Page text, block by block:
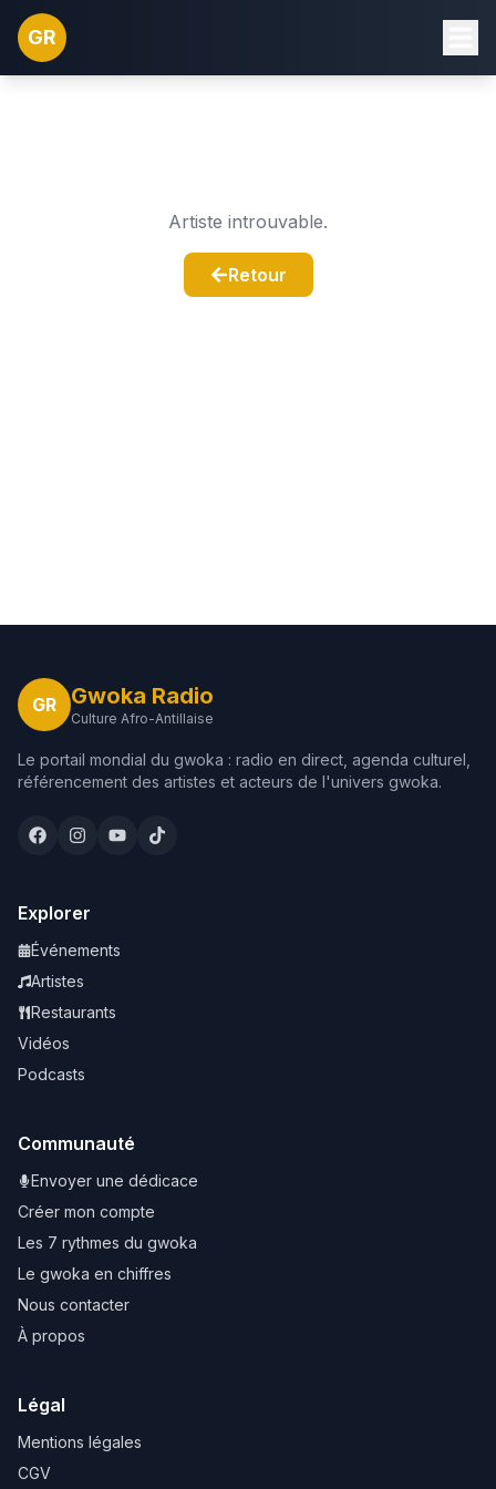
GR
Artiste introuvable.
Retour
GR Gwoka Radio
Culture Afro-Antillaise
Le portail mondial du gwoka : radio en direct, agenda culturel,
référencement des artistes et acteurs de l'univers gwoka.
Explorer
Événements
Artistes
Restaurants
Vidéos
Podcasts
Communauté
Envoyer une dédicace
Créer mon compte
Les 7 rythmes du gwoka
Le gwoka en chiffres
Nous contacter
À propos
Légal
Mentions légales
CGV